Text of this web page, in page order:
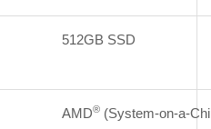
512GB SSD
AMD® (System-on-a-